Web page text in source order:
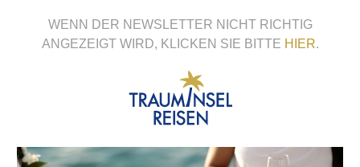
WENN DER NEWSLETTER NICHT RICHTIG
ANGEZEIGT WIRD, KLICKEN SIE BITTE HIER.